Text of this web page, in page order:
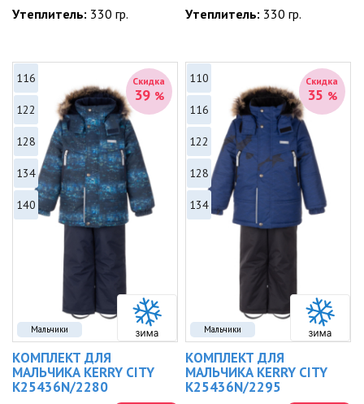
Утеплитель: 330 гр. Утеплитель: 330 гр.
Мальчики
Скидка
39 %
116
122
128
134
140
КОМПЛЕКТ ДЛЯ
МАЛЬЧИКА KERRY CITY
K25436N/2280
Мальчики
Скидка
35 %
110
116
122
128
134
КОМПЛЕКТ ДЛЯ
МАЛЬЧИКА KERRY CITY
K25436N/2295